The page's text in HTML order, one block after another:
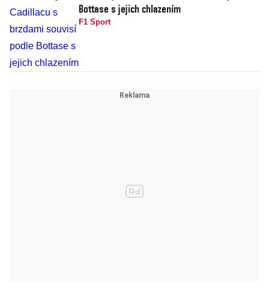
Bottase s jejich chlazením
F1 Sport